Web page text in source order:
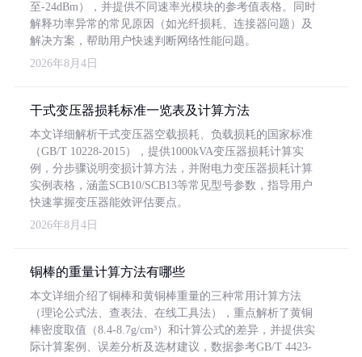
至-24dBm），并提供不同速率光模块的参考值表格。同时
解释功率异常的常见原因（如光纤损耗、连接器问题）及
解决方案，帮助用户快速判断网络性能问题。
2026年8月4日
干式变压器损耗标准一览表及计算方法
本文详细解析干式变压器空载损耗、负载损耗的国家标准
（GB/T 10228-2015），提供1000kVA变压器损耗计算实
例，分步骤说明变损计算方法，并附电力变压器损耗计算
实例表格，涵盖SCB10/SCB13等常见型号参数，指导用户
快速掌握变压器能效评估要点。
2026年8月4日
铜棒的重量计算方法有哪些
本文详细介绍了铜棒和黄铜棒重量的三种常用计算方法
（理论公式法、查表法、在线工具法），重点解析了黄铜
棒密度取值（8.4-8.7g/cm³）和计算公式的差异，并提供实
际计算案例、误差分析及选材建议，数据参考GB/T 4423-